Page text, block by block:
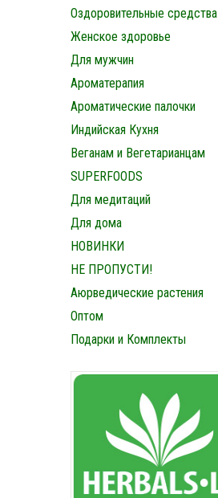
Оздоровительные средства
Женское здоровье
Для мужчин
Ароматерапия
Ароматические палочки
Индийская Кухня
Веганам и Вегетарианцам
SUPERFOODS
Для медитаций
Для дома
НОВИНКИ
НЕ ПРОПУСТИ!
Аюрведические растения
Оптом
Подарки и Комплекты